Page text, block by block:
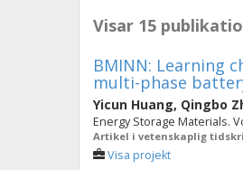
Visar 15
BMINN: Learning
multi-phase
Yicun Huang, Qingbo
Energy Storage Materials.
Artikel i vetenskaplig
Visa projekt